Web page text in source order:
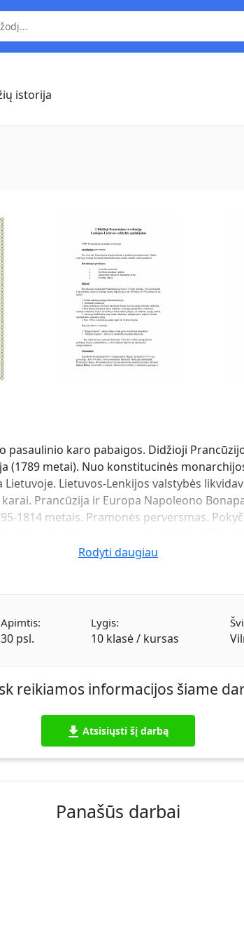
istorija
karo pabaigos. Didžioji
(1789 metai). Nuo konstitucinės
Lietuvos-Lenkijos valstybės
Prancūzija ir Europa Napoleono
1814 metais. Pramonės perversmas.
Naujasis pasaulis: Jungtinės Amerikos
Rodyti daugiau
Apimtis:
30 psl.
Lygis:
10 klasė / kursas
reikiamos informacijos šiame
Atsisiųsti šį darbą
Panašūs darbai